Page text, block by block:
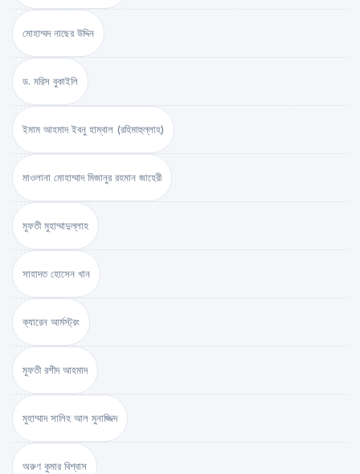
মোহাম্মদ নাছের উদ্দিন
ড. মরিস বুকাইলি
ইমাম আহমাদ ইবনু হাম্বাল (রহিমাহুল্লাহ)
মাওলানা মোহাম্মাদ মিজানুর রহমান জাহেরী
মুফতী মুহাম্মাদুল্লাহ
সাহাদত হোসেন খান
ক্যারেন আর্মস্ট্রং
মুফতী রশীদ আহমাদ
মুহাম্মাদ সালিহ আল মুনাজ্জিদ
অরুণ কুমার বিশ্বাস